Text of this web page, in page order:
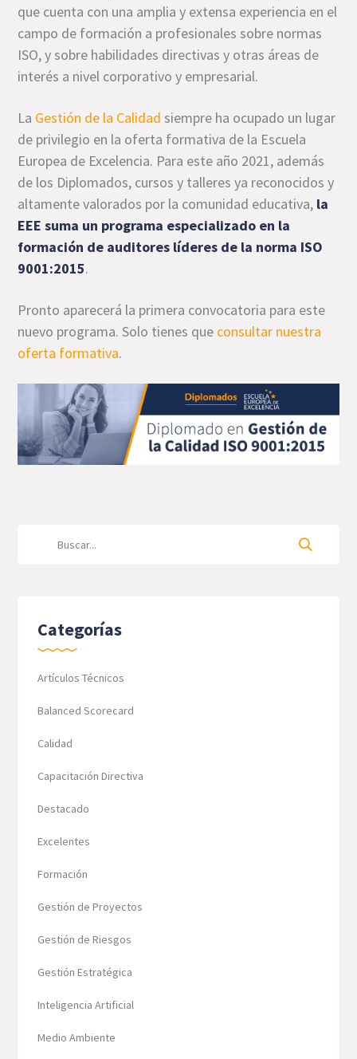
que cuenta con una amplia y extensa experiencia en el
campo de formación a profesionales sobre normas
ISO, y sobre habilidades directivas y otras áreas de
interés a nivel corporativo y empresarial.
La Gestión de la Calidad siempre ha ocupado un lugar
de privilegio en la oferta formativa de la Escuela
Europea de Excelencia. Para este año 2021, además
de los Diplomados, cursos y talleres ya reconocidos y
altamente valorados por la comunidad educativa, la
EEE suma un programa especializado en la
formación de auditores líderes de la norma ISO
9001:2015.
Pronto aparecerá la primera convocatoria para este
nuevo programa. Solo tienes que consultar nuestra
oferta formativa.
Categorías
Artículos Técnicos
Balanced Scorecard
Calidad
Capacitación Directiva
Destacado
Excelentes
Formación
Gestión de Proyectos
Gestión de Riesgos
Gestión Estratégica
Inteligencia Artificial
Medio Ambiente